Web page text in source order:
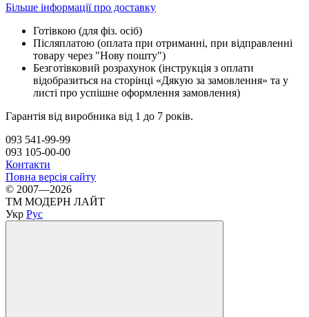
Більше інформації про доставку
Готівкою (для фіз. осіб)
Післяплатою (оплата при отриманні, при відправленні
товару через "Нову пошту")
Безготівковий розрахунок (інструкція з оплати
відобразиться на сторінці «Дякую за замовлення» та у
листі про успішне оформлення замовлення)
Гарантія від виробника від 1 до 7 років.
093 541-99-99
093 105-00-00
Контакти
Повна версія сайту
© 2007—2026
ТМ МОДЕРН ЛАЙТ
Укр Рус